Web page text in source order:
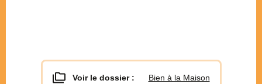
Voir le dossier : Bien à la Maison